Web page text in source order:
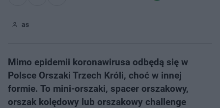
as
Mimo epidemii koronawirusa odbędą się w
Polsce Orszaki Trzech Króli, choć w innej
formie. To mini-orszaki, spacer orszakowy,
orszak kolędowy lub orszakowy challenge